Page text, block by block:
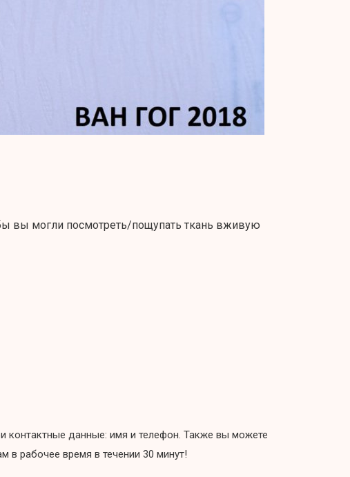
вы могли посмотреть/пощупать ткань вживую
контактные данные: имя и телефон. Также вы можете
рабочее время в течении 30 минут!